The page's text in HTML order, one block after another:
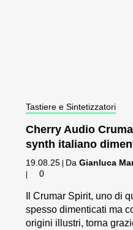
Tastiere e Sintetizzatori
Cherry Audio
synth italiano
19.08.25 DaGianluca
0
Il Crumar Spirit, uno di
spesso dimenticati ma
origini illustri, torna